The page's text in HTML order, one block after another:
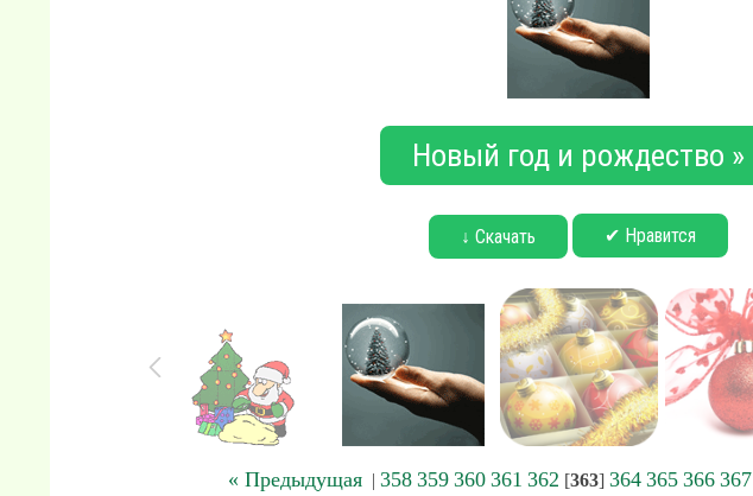
Новый год и рождество »
↓ Скачать ✔ Нравится
« Предыдущая| 358 359 360 361 362 [363] 364 365 366 367